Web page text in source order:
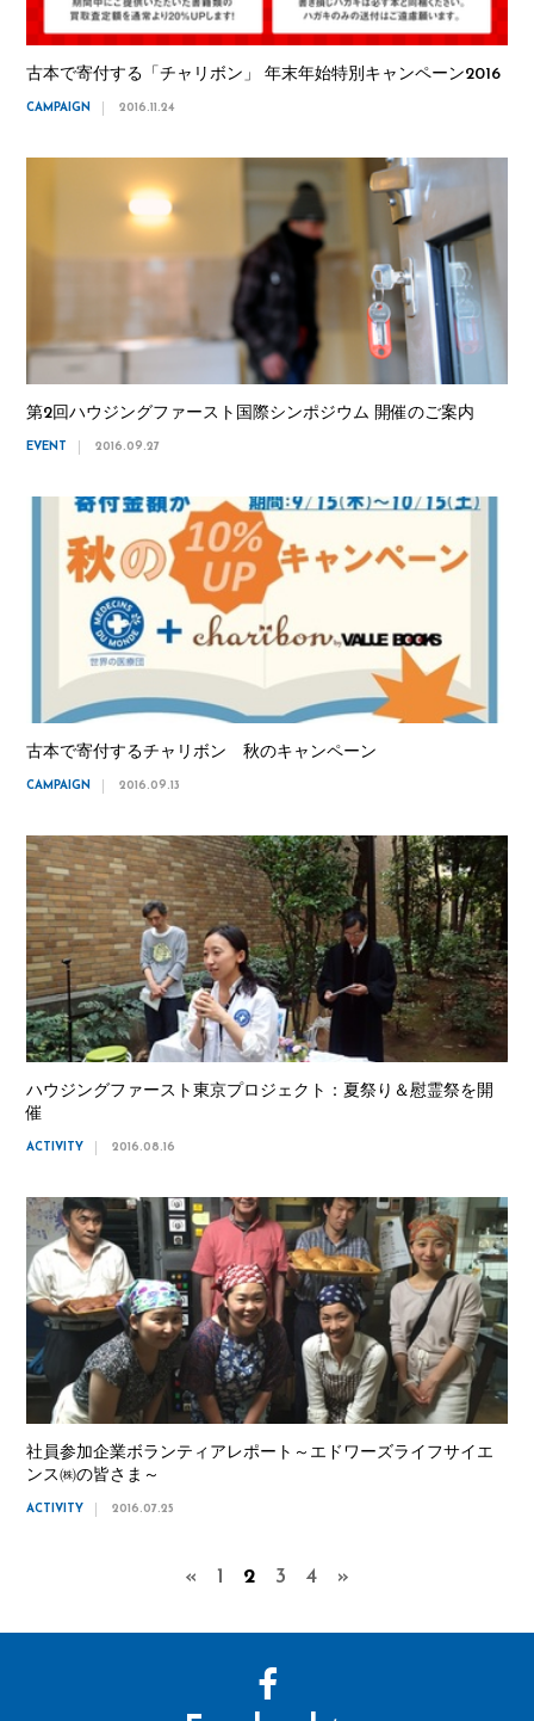
古本で寄付する「チャリボン」 年末年始特別キャンペーン2016
CAMPAIGN 2016.11.24
第2回ハウジングファースト国際シンポジウム 開催のご案内
EVENT 2016.09.27
古本で寄付するチャリボン 秋のキャンペーン
CAMPAIGN 2016.09.13
ハウジングファースト東京プロジェクト：夏祭り＆慰霊祭を開
催
ACTIVITY 2016.08.16
社員参加企業ボランティアレポート～エドワーズライフサイエ
ンス㈱の皆さま～
ACTIVITY 2016.07.25
« 1 2 3 4 »